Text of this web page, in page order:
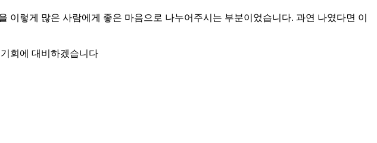
렇게 많은 사람에게 좋은 마음으로 나누어주시는 부분이었습니다. 과연 나였다면 이
회에 대비하겠습니다